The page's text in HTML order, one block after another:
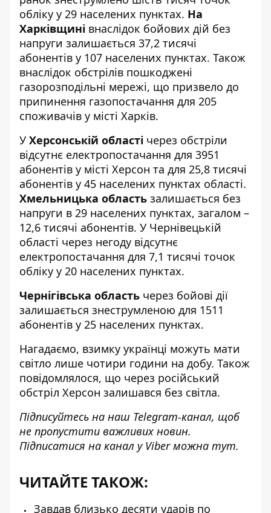
обліку у 29 населених пунктах. На
Харківщині внаслідок бойових дій без
напруги залишається 37,2 тисячі
абонентів у 107 населених пунктах. Також
внаслідок обстрілів пошкоджені
газорозподільні мережі, що призвело до
припинення газопостачання для 205
споживачів у місті Харків.
У Херсонській області через обстріли
відсутнє електропостачання для 3951
абонентів у місті Херсон та для 25,8 тисячі
абонентів у 45 населених пунктах області.
Хмельницька область залишається без
напруги в 29 населених пунктах, загалом –
12,6 тисячі абонентів. У Чернівецькій
області через негоду відсутнє
електропостачання для 7,1 тисячі точок
обліку у 20 населених пунктах.
Чернігівська область через бойові дії
залишається знеструмленою для 1511
абонентів у 25 населених пунктах.
Нагадаємо, взимку українці можуть мати
світло лише чотири години на добу. Також
повідомлялося, що через російський
обстріл Херсон залишався без світла.
Підписуйтесь на наш Telegram-канал, щоб
не пропустити важливих новин.
Підписатися на канал у Viber можна тут.
ЧИТАЙТЕ ТАКОЖ:
Завдав близько десяти ударів по